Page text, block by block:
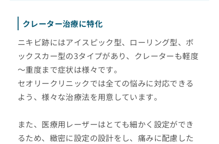
クレーター治療に特化
ニキビ跡にはアイスピック型、ローリング型、ボ
ックスカー型の3タイプがあり、クレーターも軽度
～重度まで症状は様々です。
セオリークリニックでは全ての悩みに対応できる
よう、様々な治療法を用意しています。
また、医療用レーザーはとても細かく設定ができ
るため、緻密に設定の設計をし、痛みに配慮した